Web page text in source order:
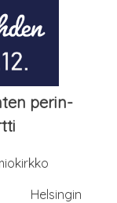
perin­
Hel­sin­gin